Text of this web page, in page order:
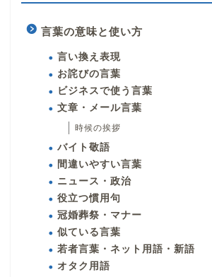
言葉の意味と使い方
言い換え表現
お詫びの言葉
ビジネスで使う言葉
文章・メール言葉
時候の挨拶
バイト敬語
間違いやすい言葉
ニュース・政治
役立つ慣用句
冠婚葬祭・マナー
似ている言葉
若者言葉・ネット用語・新語
オタク用語